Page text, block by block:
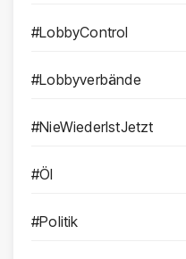
#LobbyControl
#Lobbyverbände
#NieWiederIstJetzt
#Öl
#Politik